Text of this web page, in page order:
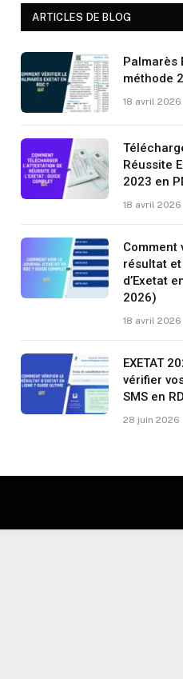
ARTICLES DE BLOG
Palmarès
méthode
18 avril 2026
Réussite
2023 en
18 avril 2026
Comment
résultat
d’Exetat
2026)
18 avril 2026
EXETAT
vérifier
SMS en
28 juin 2026